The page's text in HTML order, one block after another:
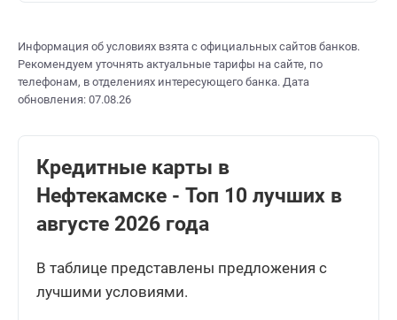
Информация об условиях взята с официальных сайтов банков.
Рекомендуем уточнять актуальные тарифы на сайте, по
телефонам, в отделениях интересующего банка. Дата
обновления: 07.08.26
Кредитные карты в
Нефтекамске - Топ 10 лучших в
августе 2026 года
В таблице представлены предложения с
лучшими условиями.